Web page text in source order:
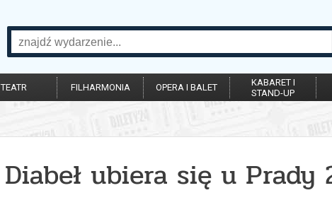
TEATR FILHARMONIA OPERA I BALET
KABARET I
STAND-UP
Diabeł ubiera się u Prady